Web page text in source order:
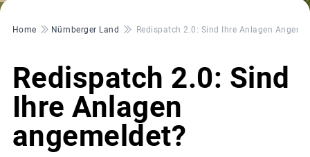
Pfadnavigation
Home Nürnberger Land Redispatch 2.0: Sind Ihre Anlagen
Redispatch 2.0: Sind
Ihre Anlagen
angemeldet?